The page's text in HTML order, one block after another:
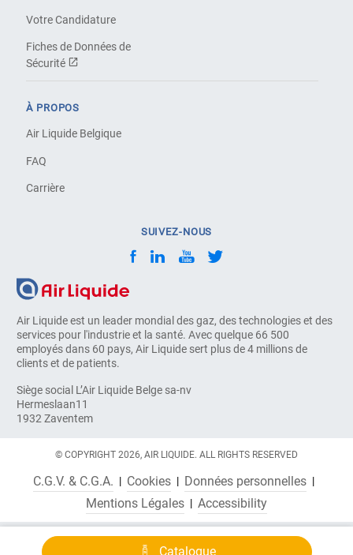
Catalogue
Air Liquide est un leader mondial des gaz, des technologies et des
services pour l'industrie et la santé. Avec quelque 66 500
employés dans 60 pays, Air Liquide sert plus de 4 millions de
clients et de patients.
Siège social L’Air Liquide Belge sa-nv
Hermeslaan11
1932 Zaventem
Votre Candidature
Fiches de Données de
Sécurité
À PROPOS
Air Liquide Belgique
FAQ
Carrière
SUIVEZ-NOUS
© COPYRIGHT 2026, AIR LIQUIDE. ALL RIGHTS RESERVED
C.G.V. & C.G.A. Cookies
Données personnelles
Mentions Légales
Accessibility